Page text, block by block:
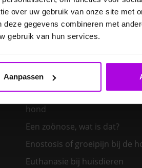
over uw gebruik van onze site met
gegevens combineren met
gebruik van hun services.
Aanpassen
E. cuniculi bij het konijn
Een hond kiezen – welk
bij mij?
Een klein huisdier kiezen
Een nieuw kitten in huis
hond
Een zoönose, wat is dat?
Enostosis of groeipijn bij de
Euthanasie bij huisdieren